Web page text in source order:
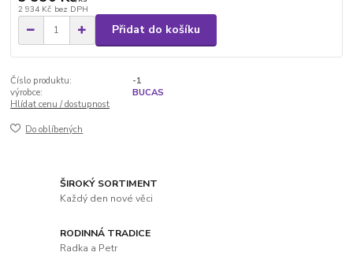
2 934 Kč bez DPH
Přidat do košíku
Číslo produktu:
-1
výrobce:
BUCAS
Hlídat cenu / dostupnost
Do oblíbených
ŠIROKÝ SORTIMENT
Každý den nové věci
RODINNÁ TRADICE
Radka a Petr